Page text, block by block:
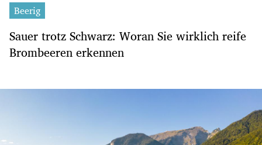
Beerig
Sauer trotz Schwarz: Woran Sie wirklich reife
Brombeeren erkennen